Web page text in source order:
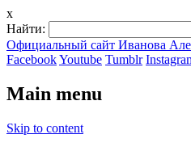
x
Найти:
Официальный сайт Иванова
FacebookYoutube Tumblr
Main menu
Skip to content